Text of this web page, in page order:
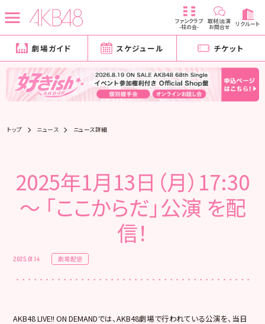
ファンクラブ
-柱の会-
取材/出演
お問合せ リクルート
劇場ガイド スケジュール チケット
トップ ニュース ニュース詳細
2025年1月13日（月）17:30
～ 「ここからだ」公演 を配
信！
2025.01.14 劇場配信
AKB48 LIVE!! ON DEMANDでは、AKB48劇場で行われている公演を、当日